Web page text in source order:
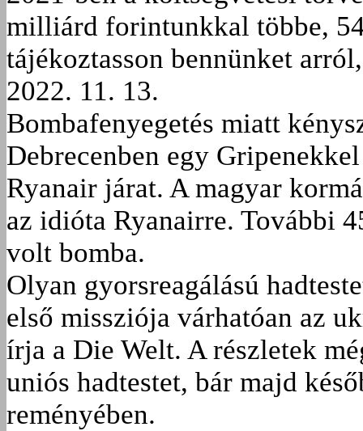
milliárd forintunkkal többe,
tájékoztasson bennünket
2022. 11. 13.
Bombafenyegetés miatt
Debrecenben egy
Ryanair járat. A magyar
az idióta Ryanairre. További
volt bomba.
Olyan gyorsreagálású
első missziója várhatóan az
írja a Die Welt. A részletek
uniós hadtestet, bár majd
reményében.